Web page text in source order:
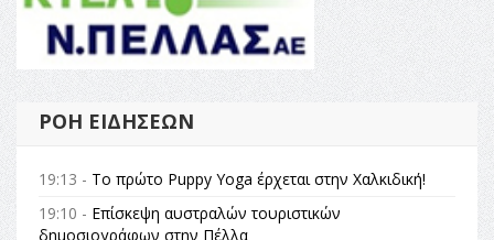
ΡΟΉ ΕΙΔΉΣΕΩΝ
19:13 - Το πρώτο Puppy Yoga έρχεται στην Χαλκιδική!
19:10 - Επίσκεψη αυστραλών τουριστικών
δημοσιογράφων στην Πέλλα